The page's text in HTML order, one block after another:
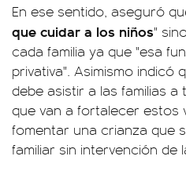
En ese sentido, aseguró
que cuidar a los niños"
cada familia ya que "esa
privativa". Asimismo indicó
debe asistir a las familias
que van a fortalecer estos
fomentar una crianza que
familiar sin intervención de